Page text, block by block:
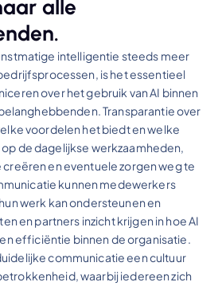
alle
intelligentie steeds meer
is het essentieel
over het gebruik van AI binnen
Transparantie over
voordelen het biedt en welke
de dagelijkse werkzaamheden,
en eventuele zorgen weg te
kunnen medewerkers
werk kan ondersteunen en
en partners inzicht krijgen in hoe AI
efficiëntie binnen de organisatie.
communicatie een cultuur
waarbij iedereen zich